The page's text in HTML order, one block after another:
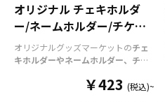
オリジナル チェキホルダ
ー/ネームホルダー/チケッ
トホルダー
オリジナルグッズマーケットのチェ
キホルダーやネームホルダー、チケ
ダーパーツを組み合わせた今まであ
￥423 (税込)~